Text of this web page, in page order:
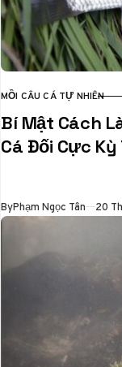
CATEGORY
MỒI CÂU CÁ TỰ NHIÊN
Bí Mật Cách
Cá Đối Cực
ByPhạm Ngọc Tân 20